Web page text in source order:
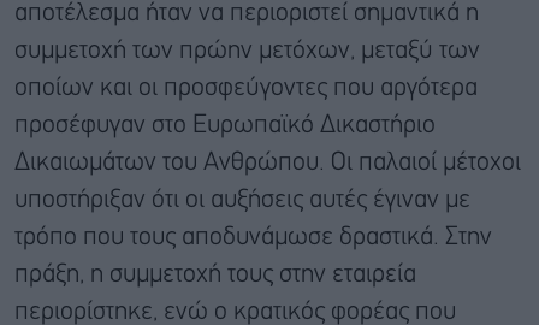
αποτέλεσμα ήταν να περιοριστεί σημαντικά η
συμμετοχή των πρώην μετόχων, μεταξύ των
οποίων και οι προσφεύγοντες που αργότερα
προσέφυγαν στο Ευρωπαϊκό Δικαστήριο
Δικαιωμάτων του Ανθρώπου. Οι παλαιοί μέτοχοι
υποστήριξαν ότι οι αυξήσεις αυτές έγιναν με
τρόπο που τους αποδυνάμωσε δραστικά. Στην
πράξη, η συμμετοχή τους στην εταιρεία
περιορίστηκε, ενώ ο κρατικός φορέας που